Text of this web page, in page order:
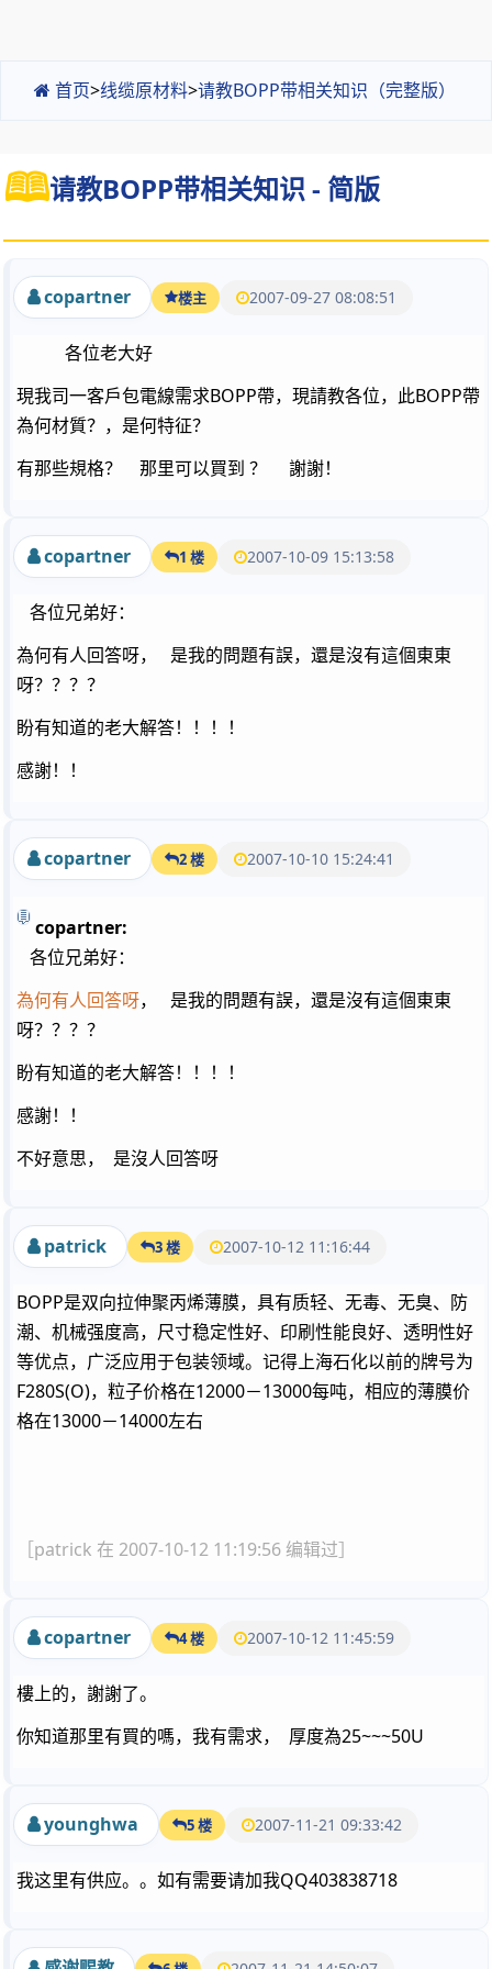
首页>线缆原材料>请教BOPP带相关知识（完整版）
请教BOPP带相关知识 - 简版
copartner 楼主 2007-09-27 08:08:51
各位老大好
現我司一客戶包電線需求BOPP帶，現請教各位，此BOPP帶
為何材質？，是何特征？
有那些規格？ 那里可以買到 ？ 謝謝！
copartner 1 楼 2007-10-09 15:13:58
各位兄弟好：
為何有人回答呀， 是我的問題有誤，還是沒有這個東東
呀？？？？
盼有知道的老大解答！！！！
感謝！！
copartner 2 楼 2007-10-10 15:24:41
copartner:
各位兄弟好：
為何有人回答呀， 是我的問題有誤，還是沒有這個東東
呀？？？？
盼有知道的老大解答！！！！
感謝！！
不好意思， 是沒人回答呀
patrick 3 楼 2007-10-12 11:16:44
BOPP是双向拉伸聚丙烯薄膜，具有质轻、无毒、无臭、防
潮、机械强度高，尺寸稳定性好、印刷性能良好、透明性好
等优点，广泛应用于包装领域。记得上海石化以前的牌号为
F280S(O)，粒子价格在12000－13000每吨，相应的薄膜价
格在13000－14000左右
［patrick 在 2007-10-12 11:19:56 编辑过］
copartner 4 楼 2007-10-12 11:45:59
樓上的，謝謝了。
你知道那里有買的嗎，我有需求， 厚度為25~~~50U
younghwa 5 楼 2007-11-21 09:33:42
我这里有供应。。如有需要请加我QQ403838718